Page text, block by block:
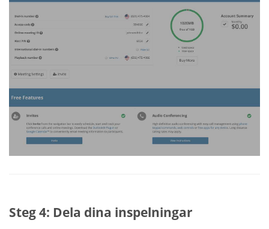
Steg 4: Dela dina inspelningar